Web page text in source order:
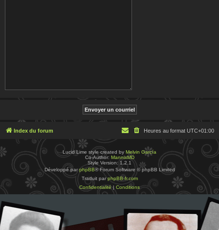
Index du forum Heures au format UTC+01:00
Lucid Lime style created by Melvin García
Co-Author: MannixMD
Style Version: 1.2.1
Développé parphpBB® Forum Software © phpBB Limited
Traduit parphpBB-fr.com
Confidentialité| Conditions